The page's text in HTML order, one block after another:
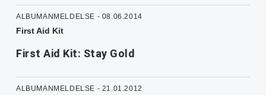
ALBUMANMELDELSE - 08.06.2014
First Aid Kit
First Aid Kit: Stay Gold
ALBUMANMELDELSE - 21.01.2012